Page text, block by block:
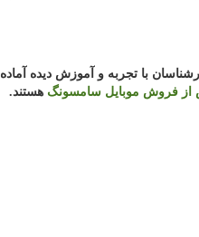
با تجربه و آموزش دیده آماده
فروش موبایل سامسونگ هستند.